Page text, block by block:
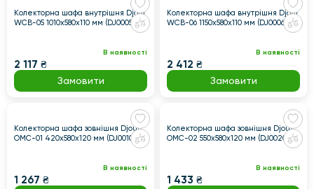
Колекторна шафа внутрішня Djoul
WCB-05 1010x580x110 мм (DJ000500)
В наявності
2 117 ₴
Замовити
Колекторна шафа внутрішня Djoul
WCB-06 1150x580x110 мм (DJ000600)
В наявності
2 412 ₴
Замовити
Колекторна шафа зовнішня Djoul
OMC-01 420x580x120 мм (DJ001000)
В наявності
1 267 ₴
Колекторна шафа зовнішня Djoul
OMC-02 550x580x120 мм (DJ002000)
В наявності
1 433 ₴